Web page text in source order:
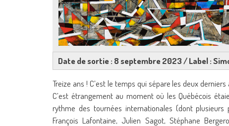
Date de sortie : 8 septembre 2023 / Label :
Treize ans ! C’est le temps qui sépare les deux
C’est étrangement au moment où les Québécois
rythme des tournées internationales (dont
François Lafontaine, Julien Sagot, Stéphane